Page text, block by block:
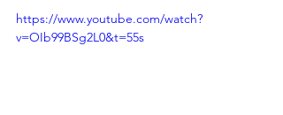
https://www.youtube.com/watch?
v=OIb99BSg2L0&t=55s